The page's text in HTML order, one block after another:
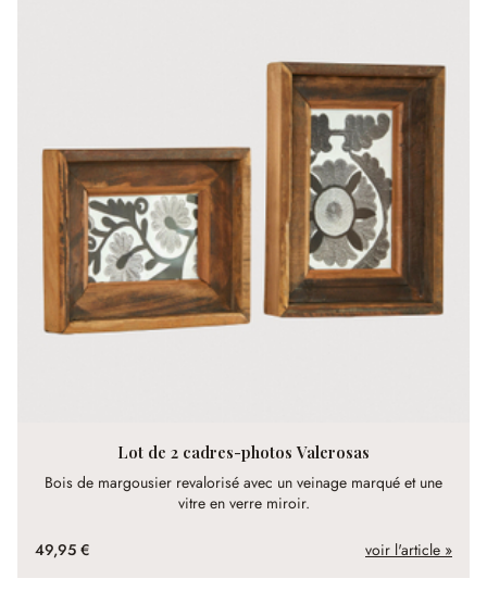
Lot de 2 cadres-photos Valerosas
Bois de margousier revalorisé avec un veinage marqué et une
vitre en verre miroir.
49,95 € voir l'article »